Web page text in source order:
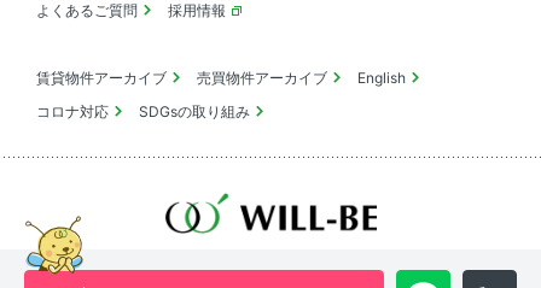
よくあるご質問
採用情報
賃貸物件アーカイブ 売買物件アーカイブ
English
コロナ対応
SDGsの取り組み